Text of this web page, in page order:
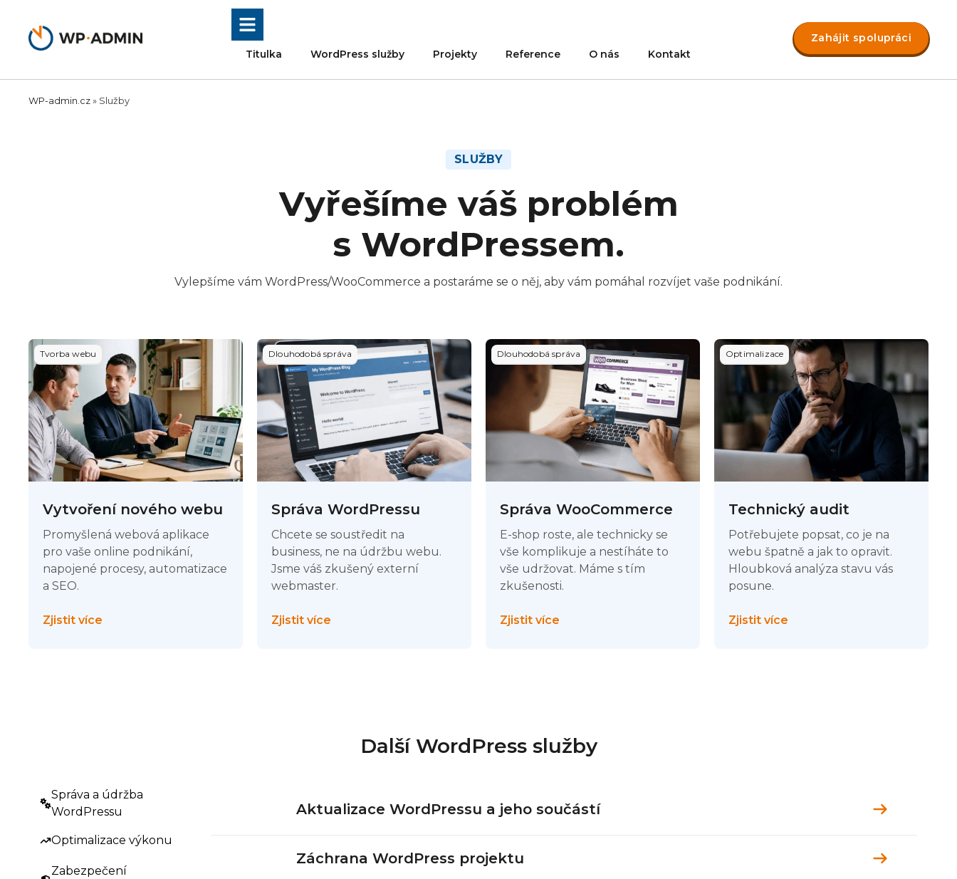
obsah
Titulka WordPress služby Projekty Reference O nás Kontakt
Zahájit spolupráci
WP-admin.cz » Služby
SLUŽBY
Vyřešíme váš problém
s WordPressem.
Vylepšíme vám WordPress/WooCommerce a postaráme se o něj, aby vám pomáhal rozvíjet vaše podnikání.
Tvorba webu
Vytvoření nového webu
Promyšlená webová aplikace
pro vaše online podnikání,
napojené procesy, automatizace
a SEO.
Zjistit více
Dlouhodobá správa
Správa WordPressu
Chcete se soustředit na
business, ne na údržbu webu.
Jsme váš zkušený externí
webmaster.
Zjistit více
Dlouhodobá správa
Správa WooCommerce
E-shop roste, ale technicky se
vše komplikuje a nestíháte to
vše udržovat. Máme s tím
zkušenosti.
Zjistit více
Optimalizace
Technický audit
Potřebujete popsat, co je na
webu špatně a jak to opravit.
Hloubková analýza stavu vás
posune.
Zjistit více
Další WordPress služby
Správa a údržba
WordPressu
Optimalizace výkonu
Zabezpečení
Aktualizace WordPressu a jeho součástí
Záchrana WordPress projektu